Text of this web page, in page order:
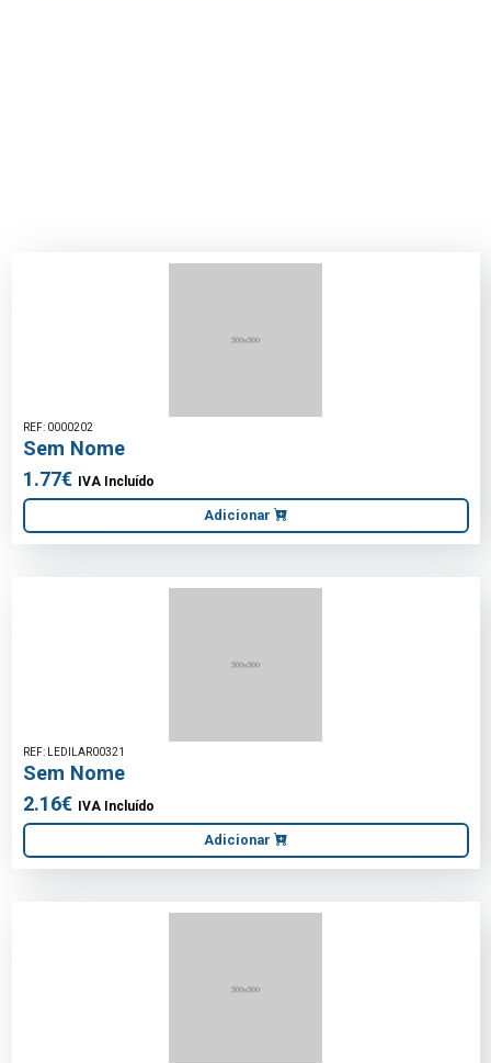
REF: 0000202
Sem Nome
1.77€ IVA Incluído
Adicionar
REF: LEDILAR00321
Sem Nome
2.16€ IVA Incluído
Adicionar